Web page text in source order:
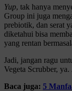
Yup, tak hanya
Group ini juga
prebiotik, dan serat
diketahui bisa
yang rentan
Jadi, jangan ragu
Vegeta Scrubber, ya.
Baca juga: 5